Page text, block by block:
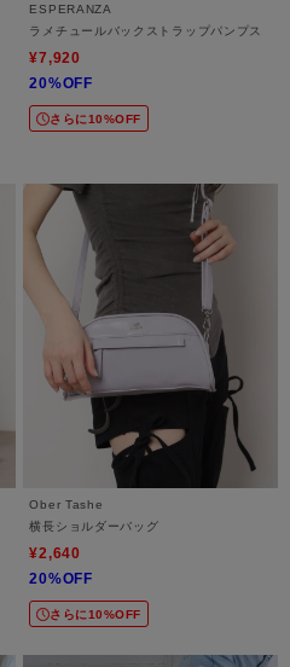
ESPERANZA
ラメチュールバックストラップパンプス
¥7,920
20%OFF
さらに10%OFF
Ober Tashe
横長ショルダーバッグ
¥2,640
20%OFF
さらに10%OFF